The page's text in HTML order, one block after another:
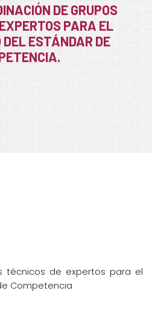
DE GRUPOS
PARA EL
ESTÁNDAR DE
técnicos de expertos para el
Competencia